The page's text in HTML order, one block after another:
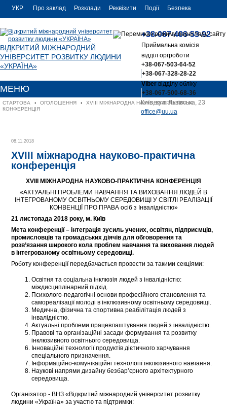
УКР
ENG
Про заклад Розклади Реквізити Події Безпека
ВІДКРИТИЙ МІЖНАРОДНИЙ
УНІВЕРСИТЕТ РОЗВИТКУ ЛЮДИНИ
«УКРАЇНА»
+38-067-406-53-92
Приймальна комісія
відділ оргроботи
+38-067-503-64-52
+38-067-328-28-22
Viberвідділу обліку
+38-067-500-68-36
Київ, вул. Львівська, 23
office@uu.ua
МЕНЮ
СТАРТОВА › ОГОЛОШЕННЯ ›
ХVIІІ МІЖНАРОДНА НАУКОВО-ПРАКТИЧНА
КОНФЕРЕНЦІЯ
08.11.2018
ХVIІІ міжнародна науково-практична
конференція
ХVIІІ МІЖНАРОДНА НАУКОВО-ПРАКТИЧНА КОНФЕРЕНЦІЯ
«АКТУАЛЬНІ ПРОБЛЕМИ НАВЧАННЯ ТА ВИХОВАННЯ ЛЮДЕЙ В
ІНТЕГРОВАНОМУ ОСВІТНЬОМУ СЕРЕДОВИЩІ У СВІТЛІ РЕАЛІЗАЦІЇ
КОНВЕНЦІЇ ПРО ПРАВА осіб з Інвалідністю»
21 листопада 2018 року, м. Київ
Мета конференції – інтеграція зусиль учених, освітян, підприємців,
промисловців та громадських діячів для обговорення та
розв’язання широкого кола проблем навчання та виховання людей
в інтегрованому освітньому середовищі.
Роботу конференції передбачається провести за такими секціями:
Освітня та соціальна інклюзія людей з інвалідністю:
міждисциплінарний підхід.
Психолого-педагогічні основи професійного становлення та
самореалізації молоді в інклюзивному освітньому середовищі.
Медична, фізична та спортивна реабілітація людей з
інвалідністю.
Актуальні проблеми працевлаштування людей з інвалідністю.
Правові та організаційні засади формування та розвитку
інклюзивного освітнього середовища.
Інноваційні технології продуктів дієтичного харчування
спеціального призначення.
Інформаційно-комунікаційні технології інклюзивного навчання.
Наукові напрями дизайну безбар’єрного архітектурного
середовища.
Організатор - ВНЗ «Відкритий міжнародний університет розвитку
людини «Україна» за участю та підтримки: